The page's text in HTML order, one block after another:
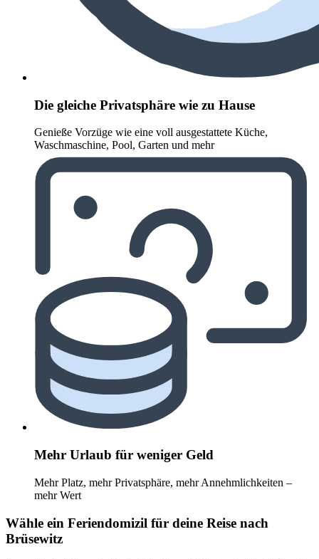
Die gleiche Privatsphäre wie zu Hause
Genieße Vorzüge wie eine voll ausgestattete Küche,
Waschmaschine, Pool, Garten und mehr
Mehr Urlaub für weniger Geld
Mehr Platz, mehr Privatsphäre, mehr Annehmlichkeiten –
mehr Wert
Wähle ein Feriendomizil für deine Reise nach
Brüsewitz